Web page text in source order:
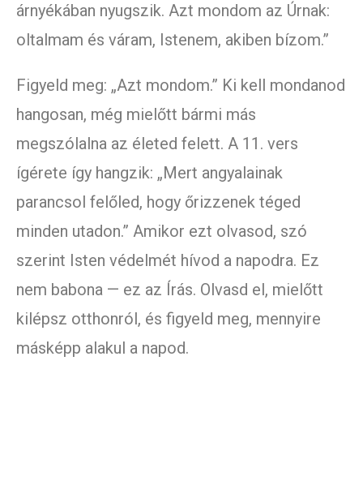
árnyékában nyugszik. Azt mondom az Úrnak:
oltalmam és váram, Istenem, akiben bízom.”
Figyeld meg: „Azt mondom.” Ki kell mondanod
hangosan, még mielőtt bármi más
megszólalna az életed felett. A 11. vers
ígérete így hangzik: „Mert angyalainak
parancsol felőled, hogy őrizzenek téged
minden utadon.” Amikor ezt olvasod, szó
szerint Isten védelmét hívod a napodra. Ez
nem babona — ez az Írás. Olvasd el, mielőtt
kilépsz otthonról, és figyeld meg, mennyire
másképp alakul a napod.